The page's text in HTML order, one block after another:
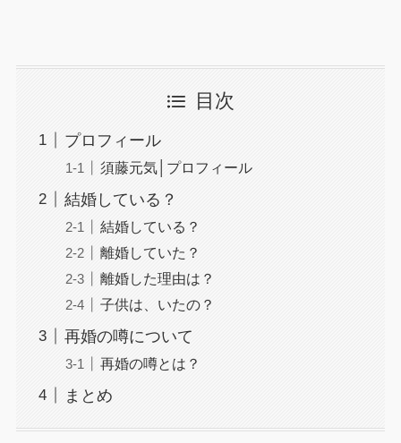
目次
プロフィール
須藤元気│プロフィール
結婚している？
結婚している？
離婚していた？
離婚した理由は？
子供は、いたの？
再婚の噂について
再婚の噂とは？
まとめ